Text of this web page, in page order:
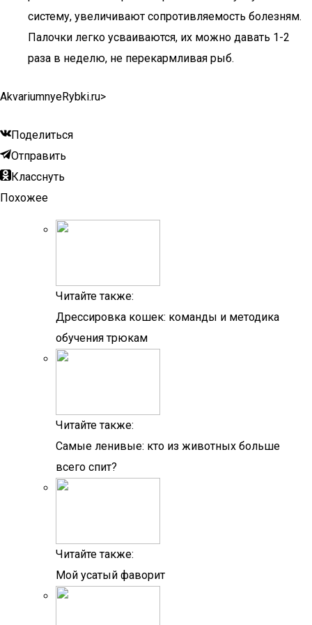
систему, увеличивают сопротивляемость болезням.
Палочки легко усваиваются, их можно давать 1-2
раза в неделю, не перекармливая рыб.
AkvariumnyeRybki.ru⁪>
Поделиться
Отправить
Класснуть
Похожее
Читайте также:
Дрессировка кошек: команды и методика
обучения трюкам
Читайте также:
Самые ленивые: кто из животных больше
всего спит?
Читайте также:
Мой усатый фаворит